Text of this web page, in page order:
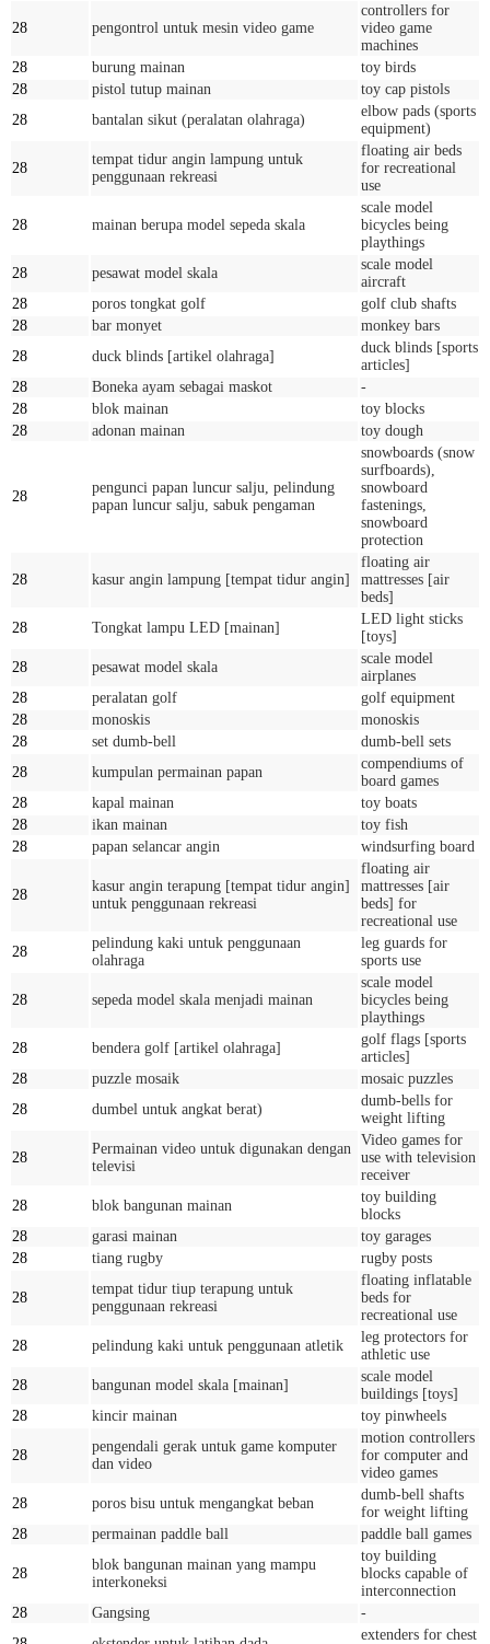
28 pengontrol untuk mesin video game
controllers for
video game
machines
28
burung mainan
toy birds
28
pistol tutup mainan
toy cap pistols
28
bantalan sikut (peralatan olahraga)
elbow pads (sports
equipment)
28
tempat tidur angin lampung untuk
penggunaan rekreasi
floating air beds
for recreational
use
28 mainan berupa model sepeda skala
scale model
bicycles being
playthings
28
pesawat model skala
scale model
aircraft
28
poros tongkat golf
golf club shafts
28
bar monyet
monkey bars
28
duck blinds [artikel olahraga]
duck blinds [sports
articles]
28
Boneka ayam sebagai maskot
-
28
blok mainan
toy blocks
28
adonan mainan toy dough
28
pengunci papan luncur salju, pelindung
papan luncur salju, sabuk pengaman
snowboards (snow
surfboards),
snowboard
fastenings,
snowboard
protection
28 kasur angin lampung [tempat tidur angin]
floating air
mattresses [air
beds]
28
Tongkat lampu LED [mainan]
LED light sticks
[toys]
28
pesawat model skala
scale model
airplanes
28
peralatan golf
golf equipment
28
monoskis
monoskis
28
set dumb-bell
dumb-bell sets
28
kumpulan permainan papan
compendiums of
board games
28
kapal mainan
toy boats
28
ikan mainan
toy fish
28
papan selancar angin windsurfing board
28
kasur angin terapung [tempat tidur angin]
untuk penggunaan rekreasi
floating air
mattresses [air
beds] for
recreational use
28
pelindung kaki untuk penggunaan
olahraga
leg guards for
sports use
28 sepeda model skala menjadi mainan
scale model
bicycles being
playthings
28
bendera golf [artikel olahraga]
golf flags [sports
articles]
28
puzzle mosaik
mosaic puzzles
28
dumbel untuk angkat berat)
dumb-bells for
weight lifting
28
Permainan video untuk digunakan dengan
televisi
Video games for
use with television
receiver
28
blok bangunan mainan
toy building
blocks
28
garasi mainan
toy garages
28
tiang rugby rugby posts
28
tempat tidur tiup terapung untuk
penggunaan rekreasi
floating inflatable
beds for
recreational use
28
pelindung kaki untuk penggunaan atletik
leg protectors for
athletic use
28
bangunan model skala [mainan]
scale model
buildings [toys]
28
kincir mainan toy pinwheels
28
pengendali gerak untuk game komputer
dan video
motion controllers
for computer and
video games
28
poros bisu untuk mengangkat beban
dumb-bell shafts
for weight lifting
28
permainan paddle ball paddle ball games
28
blok bangunan mainan yang mampu
interkoneksi
toy building
blocks capable of
interconnection
28
Gangsing
-
extenders for chest